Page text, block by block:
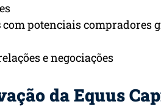
com potenciais compradores
e negociações
da Equus